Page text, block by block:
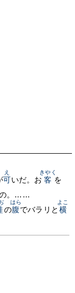
可
え
いだ。お 客
きやく
を
の。……
の腹
はら
でバラリと 横
よこ